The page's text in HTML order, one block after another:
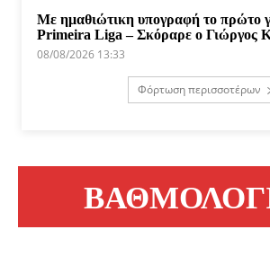
Με ημαθιώτικη υπογραφή το πρώτο
Primeira Liga – Σκόραρε ο Γιώργος
08/08/2026 13:33
Φόρτωση περισσοτέρων